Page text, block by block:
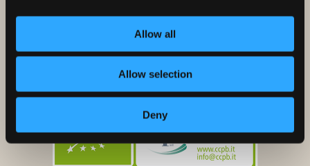
Allow all
Allow selection
Deny